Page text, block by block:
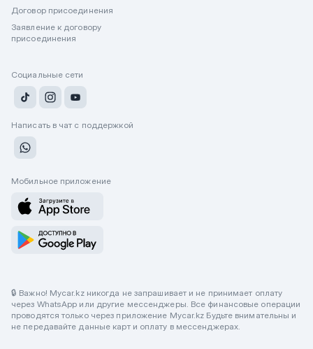
Договор присоединения
Заявление к договору
присоединения
Социальные сети
Написать в чат с поддержкой
Мобильное приложение
🔒 Важно! Mycar.kz никогда не запрашивает и не принимает оплату
через WhatsApp или другие мессенджеры. Все финансовые операции
проводятся только через приложение Mycar.kz Будьте внимательны и
не передавайте данные карт и оплату в мессенджерах.